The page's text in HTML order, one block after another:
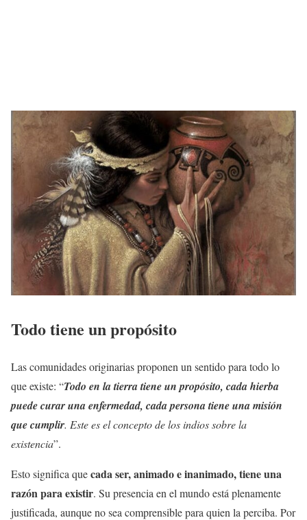
Todo tiene un propósito
Las comunidades originarias proponen un sentido para todo lo
que existe: “Todo en la tierra tiene un propósito, cada hierba
puede curar una enfermedad, cada persona tiene una misión
que cumplir. Este es el concepto de los indios sobre la
existencia”.
Esto significa quecada ser, animado e inanimado, tiene una
razón para existir. Su presencia en el mundo está plenamente
justificada, aunque no sea comprensible para quien la perciba. Por